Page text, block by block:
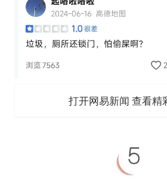
打开网易新闻 查看精